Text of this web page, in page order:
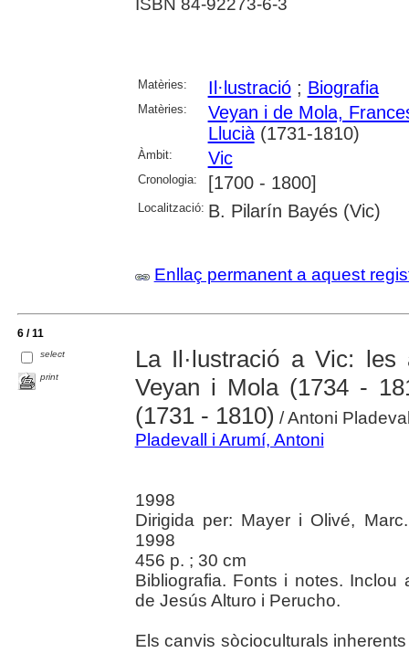
ISBN 84-92273-6-3
Matèries: Il·lustració; Biografia
Matèries:
Veyan i de Mola,
Llucià(1731-1810)
Àmbit: Vic
Cronologia: [1700 - 1800]
Localització: B. Pilarín Bayés (Vic)
Enllaç permanent a aquest
6 / 11
select
print
La Il·lustració a Vic: les
Veyan i Mola (1734 -
(1731 - 1810) / Antoni
Pladevall i Arumí, Antoni
1998
Dirigida per: Mayer i Olivé,
1998
456 p. ; 30 cm
Bibliografia. Fonts i notes. Inclou
de Jesús Alturo i Perucho.
Els canvis sòcioculturals